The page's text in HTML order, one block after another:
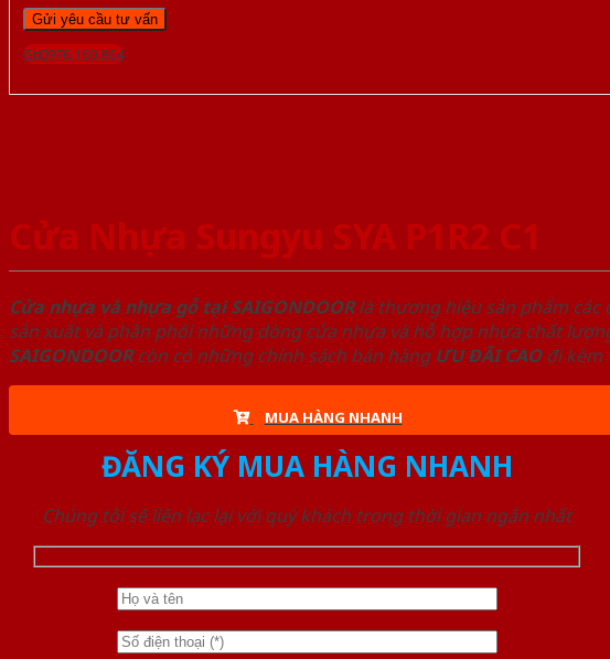
Gọi 0976.169.864
Cửa Nhựa Sungyu SYA P1R2 C1
Cửa nhựa và nhựa gỗ tại SAIGONDOORlà thương hiệu sản phẩm các
sản xuất và phân phối những dòng cửa nhựa và hỗ hợp nhựa chất
SAIGONDOORcòn có những chính sách bán hàng ƯU ĐÃI CAOđi kèm
MUA HÀNG NHANH
ĐĂNG KÝ MUA HÀNG NHANH
Chúng tôi sẽ liên lạc lại với quý khách trong thời gian ngắn nhất